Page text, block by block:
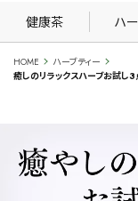
健康茶 ハ
HOME
ハーブティー
癒しのリラックスハーブお試し3